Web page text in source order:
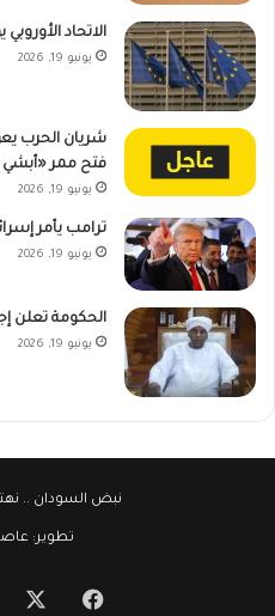
الاتحاد
يونيو 19, 2026
شريان الحرب
فتح ممر «أبشي
يونيو 19, 2026
ترامب يأمر
يونيو 19, 2026
الحكومة تعلن
يونيو 19, 2026
نبض السودان ..
تطوير:
فيسبوك